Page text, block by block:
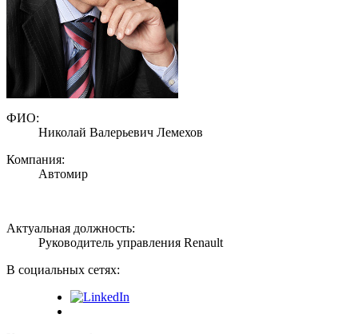
ФИО:
Николай Валерьевич Лемехов
Компания:
Автомир
Актуальная должность:
Руководитель управления Renault
В социальных сетях: